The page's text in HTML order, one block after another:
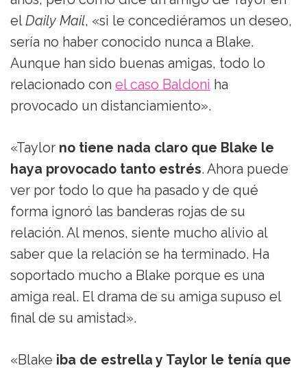
elDaily Mail, «si le concediéramos un deseo,
sería no haber conocido nunca a Blake.
Aunque han sido buenas amigas, todo lo
relacionado con el caso Baldoni ha
provocado un distanciamiento».
«Taylor no tiene nada claro que Blake le
haya provocado tanto estrés. Ahora puede
ver por todo lo que ha pasado y de qué
forma ignoró las banderas rojas de su
relación. Al menos, siente mucho alivio al
saber que la relación se ha terminado. Ha
soportado mucho a Blake porque es una
amiga real. El drama de su amiga supuso el
final de su amistad».
«Blake iba de estrella y Taylor le tenía que